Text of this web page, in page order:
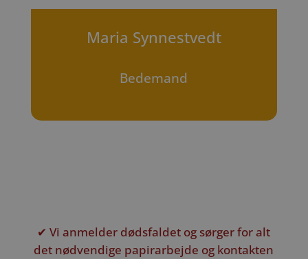
Maria Synnestvedt
Bedemand
✔ Vi anmelder dødsfaldet og sørger for alt
det nødvendige papirarbejde og kontakten